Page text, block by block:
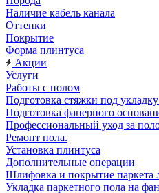
Наличие кабель канала
Оттенки
Покрытие
Форма плинтуса
Акции
Услуги
Работы с полом
Подготовка стяжки под укладку
Подготовка фанерного
Профессиональный уход за
Ремонт пола.
Установка плинтуса
Дополнительные операции
Шлифовка и покрытие паркета
Укладка паркетного пола на